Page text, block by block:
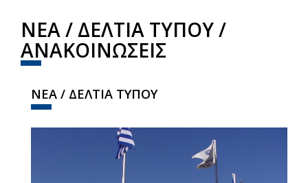
ΝΕΑ / ΔΕΛΤΙΑ ΤΥΠΟΥ /
ΑΝΑΚΟΙΝΩΣΕΙΣ
ΝΕΑ / ΔΕΛΤΙΑ ΤΥΠΟΥ